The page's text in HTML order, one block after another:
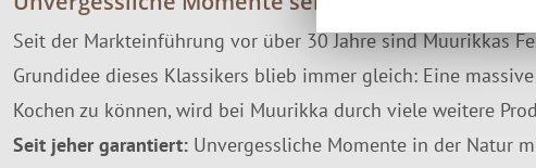
Seit der Markteinführung vor über 30 Jahre sind Muurikkas
Grundidee dieses Klassikers blieb immer gleich: Eine
Kochen zu können, wird bei Muurikka durch viele weitere
Seit jeher garantiert: Unvergessliche Momente in der Natur